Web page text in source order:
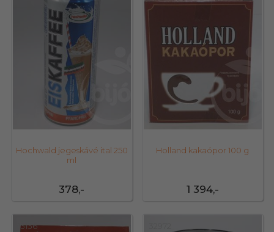
378,-
Hochwald jegeskávé ital 250
ml
1 394,-
Holland kakaópor 100 g
13136